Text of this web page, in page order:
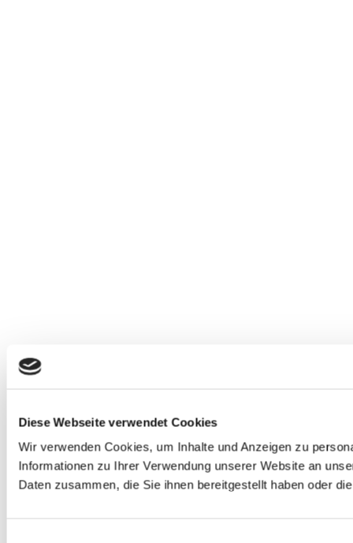
Diese Webseite verwendet Cookies
Wir verwenden Cookies, um Inhalte und Anzeigen zu
Informationen zu Ihrer Verwendung unserer Website an
Daten zusammen, die Sie ihnen bereitgestellt haben oder